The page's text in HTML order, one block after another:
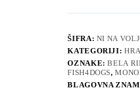
FISH
riba)
/
ADULT
količina
ŠIFRA: NI NA
KATEGORIJI:
OZNAKE:BELA
FISH4DOGS,
BLAGOVNA